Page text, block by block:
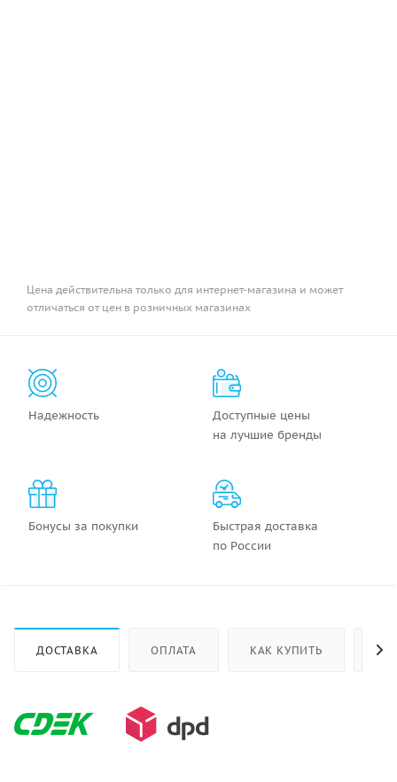
Цена действительна только для интернет-магазина и может
отличаться от цен в розничных магазинах
Надежность
Доступные цены
на лучшие бренды
Бонусы за покупки
Быстрая доставка
по России
ДОСТАВКА ОПЛАТА КАК КУПИТЬ